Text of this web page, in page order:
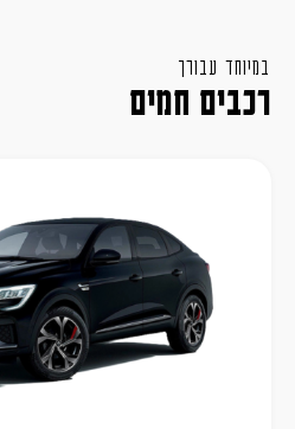
במיוחד עבורך
רכבים חמים